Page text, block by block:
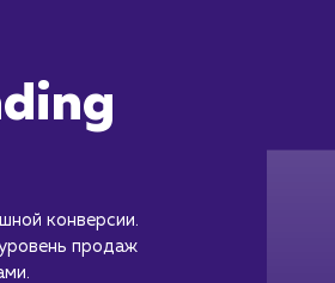
конверсии.
продаж